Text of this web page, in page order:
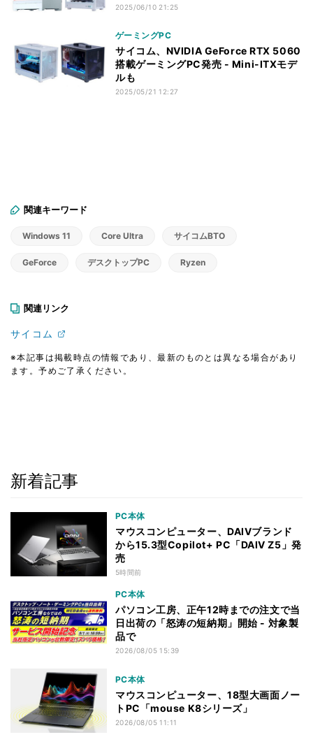
2025/06/10 21:25
ゲーミングPC
サイコム、NVIDIA GeForce RTX 5060
搭載ゲーミングPC発売 - Mini-ITXモデ
ルも
2025/05/21 12:27
関連キーワード
Windows 11 Core Ultra サイコムBTO
GeForce デスクトップPC Ryzen
関連リンク
サイコム
※本記事は掲載時点の情報であり、最新のものとは異なる場合があり
ます。予めご了承ください。
新着記事
PC本体
マウスコンピューター、DAIVブランド
から15.3型Copilot+ PC「DAIV Z5」発
売
5時間前
PC本体
パソコン工房、正午12時までの注文で当
日出荷の「怒涛の短納期」開始 - 対象製
品で
2026/08/05 15:39
PC本体
マウスコンピューター、18型大画面ノー
トPC「mouse K8シリーズ」
2026/08/05 11:11